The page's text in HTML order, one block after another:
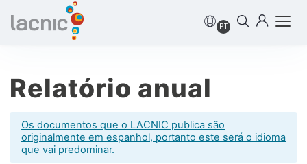
PT
Relatório anual
Os documentos que o LACNIC publica são
originalmente em espanhol, portanto este será o idioma
que vai predominar.